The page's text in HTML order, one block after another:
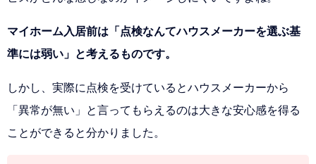
マイホーム入居前は「点検なんてハウスメーカーを選ぶ基
準には弱い」と考えるものです。
しかし、実際に点検を受けているとハウスメーカーから
「異常が無い」と言ってもらえるのは大きな安心感を得る
ことができると分かりました。